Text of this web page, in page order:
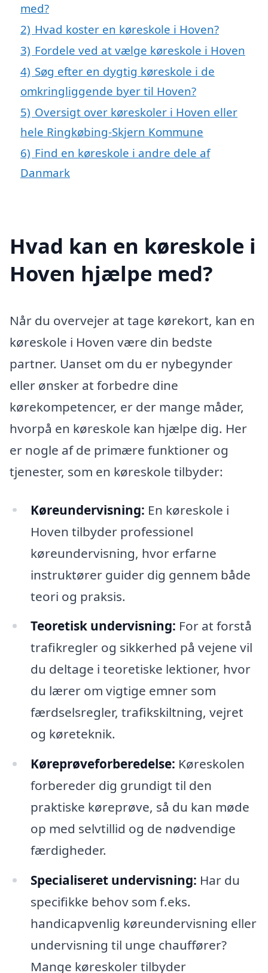
med?
2) Hvad koster en køreskole i Hoven?
3) Fordele ved at vælge køreskole i Hoven
4) Søg efter en dygtig køreskole i de
omkringliggende byer til Hoven?
5) Oversigt over køreskoler i Hoven eller
hele Ringkøbing-Skjern Kommune
6) Find en køreskole i andre dele af
Danmark
Hvad kan en køreskole i
Hoven hjælpe med?
Når du overvejer at tage kørekort, kan en
køreskole i Hoven være din bedste
partner. Uanset om du er nybegynder
eller ønsker at forbedre dine
kørekompetencer, er der mange måder,
hvorpå en køreskole kan hjælpe dig. Her
er nogle af de primære funktioner og
tjenester, som en køreskole tilbyder:
Køreundervisning: En køreskole i
Hoven tilbyder professionel
køreundervisning, hvor erfarne
instruktører guider dig gennem både
teori og praksis.
Teoretisk undervisning: For at forstå
trafikregler og sikkerhed på vejene vil
du deltage i teoretiske lektioner, hvor
du lærer om vigtige emner som
færdselsregler, trafikskiltning, vejret
og køreteknik.
Køreprøveforberedelse: Køreskolen
forbereder dig grundigt til den
praktiske køreprøve, så du kan møde
op med selvtillid og de nødvendige
færdigheder.
Specialiseret undervisning: Har du
specifikke behov som f.eks.
handicapvenlig køreundervisning eller
undervisning til unge chauffører?
Mange køreskoler tilbyder